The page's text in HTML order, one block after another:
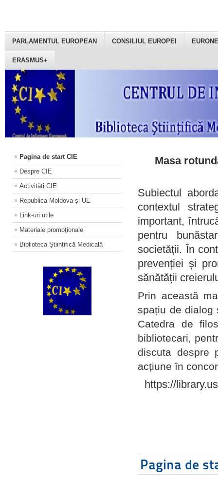
PARLAMENTUL EUROPEAN CONSILIUL EUROPEI
ERASMUS+
Pagina de start CIE
Despre CIE
Activități CIE
Republica Moldova și UE
Link-uri utile
Materiale promoţionale
Biblioteca Științifică Medicală
Masa
Subiectul
contextul
important,
pentru
societății. În
prevenției și
sănătății
Prin această
spațiu de dialog
Catedra de
bibliotecari,
discuta despre
acțiune în
https://
Pagina de